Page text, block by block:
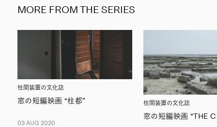
MORE FROM THE SERIES
柱間装置の文化誌
窓の短編映画 “柱都”
03 AUG 2020
柱間装置の文化誌
窓の短編映画 “THE